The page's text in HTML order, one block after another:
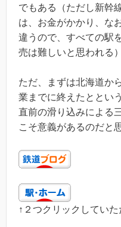
でもある（ただし新幹
は、お金がかかり、な
違うので、すべての駅
売は難しいと思われる）
ただ、まずは北海道か
業までに終えたととい
直前の滑り込みによる
こそ意義があるのだと
↑２つクリックしてい